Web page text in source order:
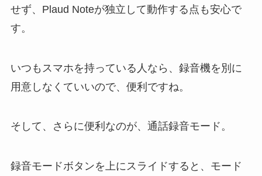
せず、Plaud Noteが独立して動作する点も安心で
す。
いつもスマホを持っている人なら、録音機を別に
用意しなくていいので、便利ですね。
そして、さらに便利なのが、通話録音モード。
録音モードボタンを上にスライドすると、モード